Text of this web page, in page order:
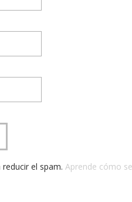
el spam. Aprende cómo